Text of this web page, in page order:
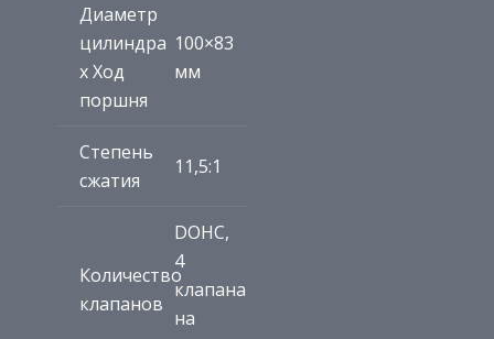
Диаметр
цилиндра
х Ход
поршня
100×83
мм
Степень
сжатия
11,5:1
Количество
клапанов
DOHC,
4
клапана
на